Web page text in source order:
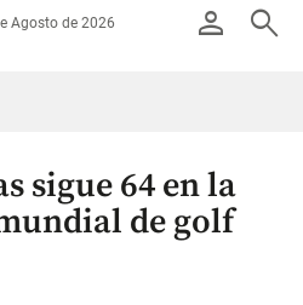
person search
Agosto de 2026
sigue 64 en la
de golf